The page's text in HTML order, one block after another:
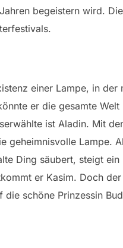
begeistern wird.
einer Lampe, in der
er die gesamte
ist Aladin. Mit
geheimnisvolle Lampe.
Ding säubert, steigt ein
er Kasim. Doch
die schöne Prinzessin